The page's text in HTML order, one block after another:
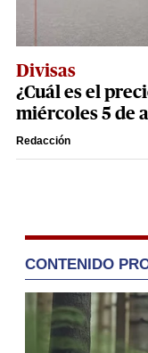
Divisas
¿Cuál es el
miércoles 5 de
Redacción
CONTENIDO